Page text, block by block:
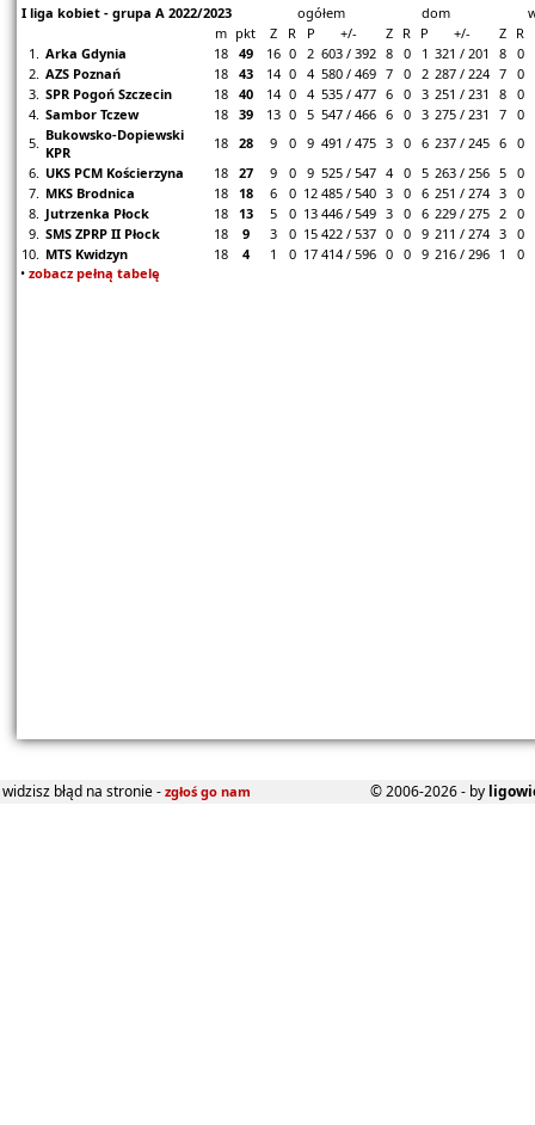
I liga kobiet - grupa A 2022/2023 ogółem dom
m pkt Z R P +/- Z R P +/- Z R
1. Arka Gdynia 18 49 16 0 2 603 / 392 8 0 1 321 / 201 8 0
2. AZS Poznań 18 43 14 0 4 580 / 469 7 0 2 287 / 224 7 0
3. SPR Pogoń Szczecin 18 40 14 0 4 535 / 477 6 0 3 251 / 231 8 0
4. Sambor Tczew 18 39 13 0 5 547 / 466 6 0 3 275 / 231 7 0
5. Bukowsko-Dopiewski
KPR
18 28 9 0 9 491 / 475 3 0 6 237 / 245 6 0
6. UKS PCM Kościerzyna 18 27 9 0 9 525 / 547 4 0 5 263 / 256 5 0
7. MKS Brodnica 18 18 6 0 12 485 / 540 3 0 6 251 / 274 3 0
8. Jutrzenka Płock 18 13 5 0 13 446 / 549 3 0 6 229 / 275 2 0
9. SMS ZPRP II Płock 18 9 3 0 15 422 / 537 0 0 9 211 / 274 3 0
10. MTS Kwidzyn 18 4 1 0 17 414 / 596 0 0 9 216 / 296 1 0
• zobacz pełną tabelę
widzisz błąd na stronie - zgłoś go nam © 2006-2026 - by